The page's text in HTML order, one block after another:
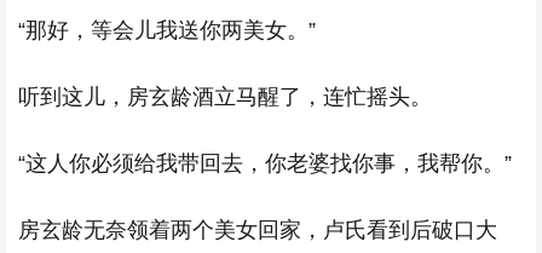
“那好，等会儿我送你两美女。”
听到这儿，房玄龄酒立马醒了，连忙摇头。
“这人你必须给我带回去，你老婆找你事，我帮你。”
房玄龄无奈领着两个美女回家，卢氏看到后破口大